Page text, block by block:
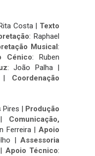
Costa | Texto
: Raphael
Musical:
Cénico: Ruben
: João Palha |
| Coordenação
Pires | Produção
| Comunicação,
Ferreira |Apoio
|Assessoria
Apoio Técnico: